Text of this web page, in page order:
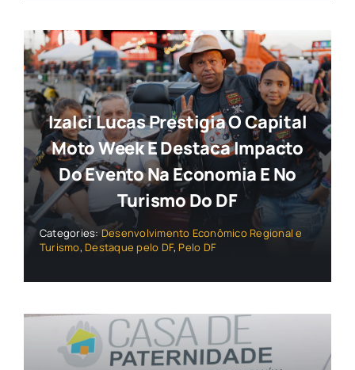
Izalci Lucas Prestigia O Capital
Moto Week E Destaca Impacto
Do Evento Na Economia E No
Turismo Do DF
Categories: Desenvolvimento Econômico Regional e
Turismo, Destaque pelo DF, Pelo DF